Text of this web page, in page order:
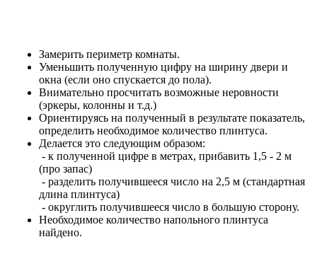
Замерить периметр комнаты.
Уменьшить полученную цифру на ширину двери и
окна (если оно спускается до пола).
Внимательно просчитать возможные неровности
(эркеры, колонны и т.д.)
Ориентируясь на полученный в результате показатель,
определить необходимое количество плинтуса.
Делается это следующим образом:
- к полученной цифре в метрах, прибавить 1,5 - 2 м
(про запас)
- разделить получившееся число на 2,5 м (стандартная
длина плинтуса)
- округлить получившееся число в большую сторону.
Необходимое количество напольного плинтуса
найдено.